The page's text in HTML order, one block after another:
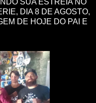
DIA 8 DE AGOSTO,
DE HOJE DO PAI E